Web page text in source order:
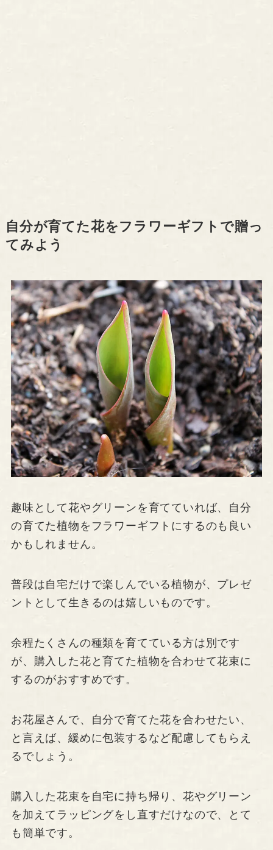
自分が育てた花をフラワーギフトで贈っ
てみよう
趣味として花やグリーンを育てていれば、自分
の育てた植物をフラワーギフトにするのも良い
かもしれません。
普段は自宅だけで楽しんでいる植物が、プレゼ
ントとして生きるのは嬉しいものです。
余程たくさんの種類を育てている方は別です
が、購入した花と育てた植物を合わせて花束に
するのがおすすめです。
お花屋さんで、自分で育てた花を合わせたい、
と言えば、緩めに包装するなど配慮してもらえ
るでしょう。
購入した花束を自宅に持ち帰り、花やグリーン
を加えてラッピングをし直すだけなので、とて
も簡単です。